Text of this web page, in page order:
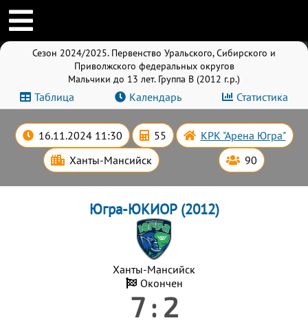
Сезон 2024/2025. Первенство Уральского, Сибирского и
Приволжского федеральных округов
Мальчики до 13 лет. Группа B (2012 г.р.)
Таблица Календарь Статистика
16.11.2024 11:30 55 КРК "Арена Югра"
Ханты-Мансийск 90
Югра-ЮКИОР (2012)
Ханты-Мансийск
Окончен
7 : 2